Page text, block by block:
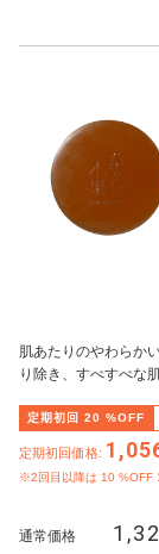
肌あたりのやわらか
り除き、すべすべな
定期初回 20 %OFF
定期初回価格:
※2回目以降は 10 %OFF
通常価格